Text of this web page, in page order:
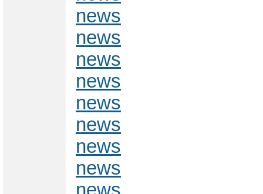
news
news
news
news
news
news
news
news
news